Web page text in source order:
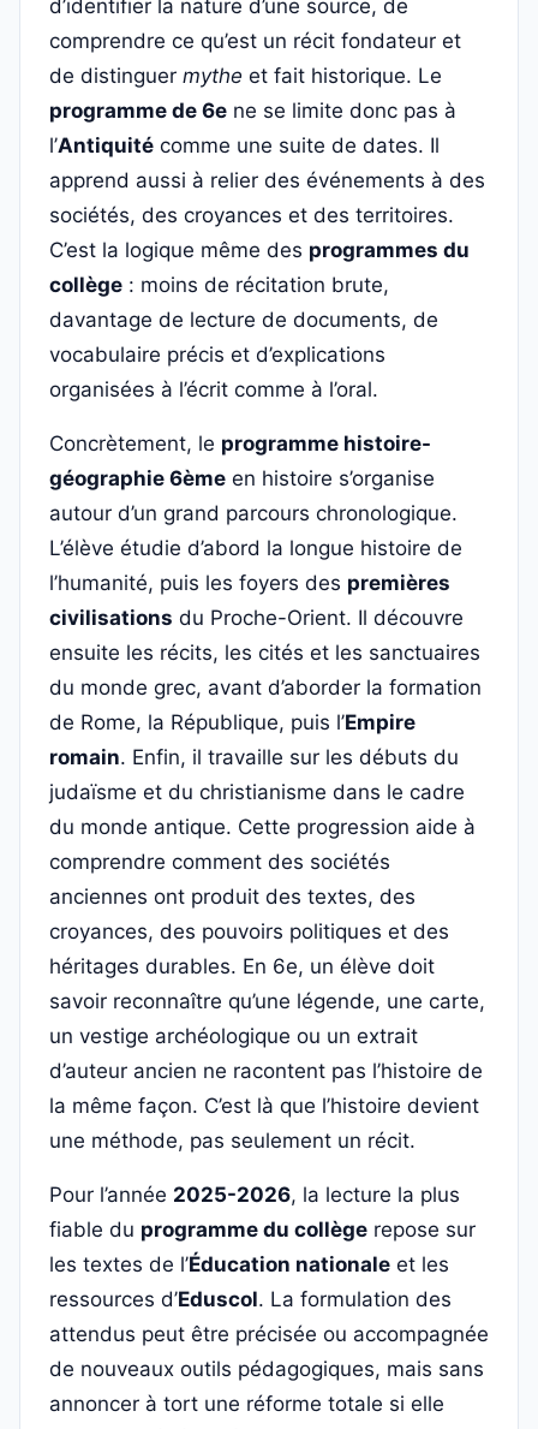
d’identifier la nature d’une source, de
comprendre ce qu’est un récit fondateur et
de distinguer mythe et fait historique. Le
programme de 6e ne se limite donc pas à
l’Antiquité comme une suite de dates. Il
apprend aussi à relier des événements à des
sociétés, des croyances et des territoires.
C’est la logique même des programmes du
collège : moins de récitation brute,
davantage de lecture de documents, de
vocabulaire précis et d’explications
organisées à l’écrit comme à l’oral.
Concrètement, le programme histoire-
géographie 6ème en histoire s’organise
autour d’un grand parcours chronologique.
L’élève étudie d’abord la longue histoire de
l’humanité, puis les foyers des premières
civilisations du Proche-Orient. Il découvre
ensuite les récits, les cités et les sanctuaires
du monde grec, avant d’aborder la formation
de Rome, la République, puis l’Empire
romain. Enfin, il travaille sur les débuts du
judaïsme et du christianisme dans le cadre
du monde antique. Cette progression aide à
comprendre comment des sociétés
anciennes ont produit des textes, des
croyances, des pouvoirs politiques et des
héritages durables. En 6e, un élève doit
savoir reconnaître qu’une légende, une carte,
un vestige archéologique ou un extrait
d’auteur ancien ne racontent pas l’histoire de
la même façon. C’est là que l’histoire devient
une méthode, pas seulement un récit.
Pour l’année 2025-2026, la lecture la plus
fiable du programme du collège repose sur
les textes de l’Éducation nationale et les
ressources d’Eduscol. La formulation des
attendus peut être précisée ou accompagnée
de nouveaux outils pédagogiques, mais sans
annoncer à tort une réforme totale si elle